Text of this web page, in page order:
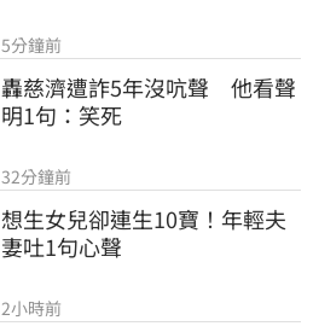
5分鐘前
轟慈濟遭詐5年沒吭聲　他看聲
明1句：笑死
32分鐘前
想生女兒卻連生10寶！年輕夫
妻吐1句心聲
2小時前